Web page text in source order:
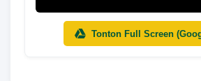
Tonton Full Screen